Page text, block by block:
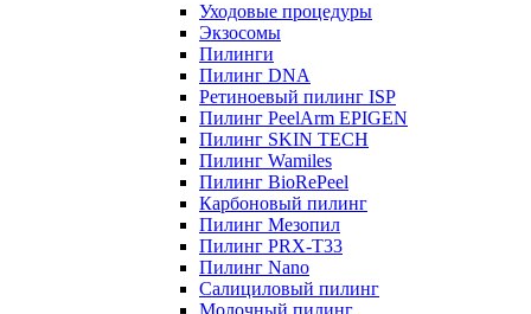
Уходовые процедуры
Экзосомы
Пилинги
Пилинг DNA
Ретиноевый пилинг ISP
Пилинг PeelArm EPIGEN
Пилинг SKIN TECH
Пилинг Wamiles
Пилинг BioRePeel
Карбоновый пилинг
Пилинг Мезопил
Пилинг PRX-T33
Пилинг Nano
Салициловый пилинг
Молочный пилинг